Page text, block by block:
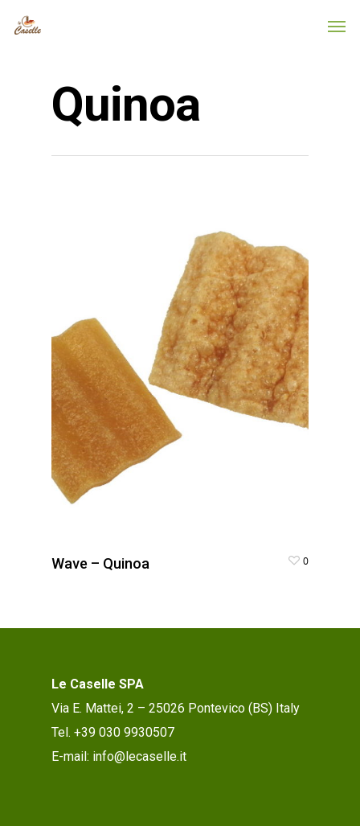
Quinoa
Wave – Quinoa 0
Le Caselle SPA
Via E. Mattei, 2 – 25026 Pontevico (BS) Italy
Tel. +39 030 9930507
E-mail: info@lecaselle.it